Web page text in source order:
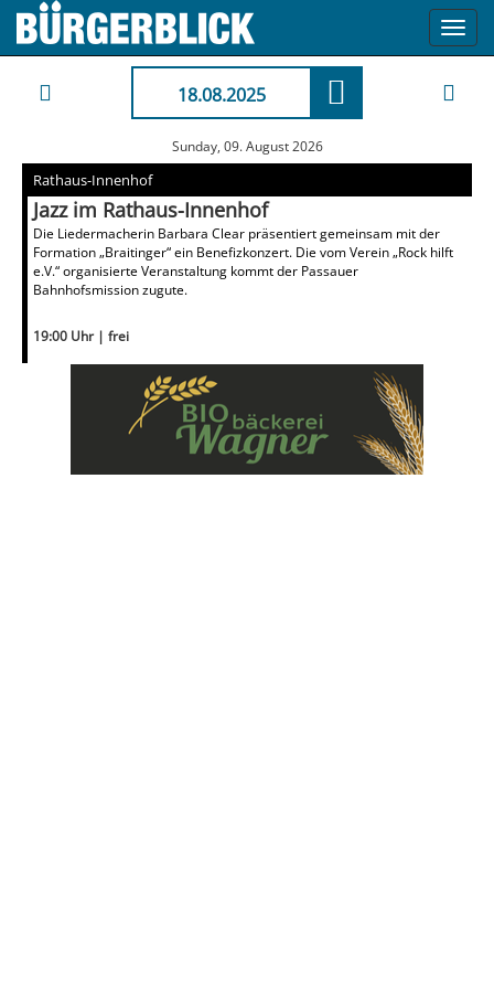
18.08.2025
Sunday, 09. August 2026
Rathaus-Innenhof
Jazz im Rathaus-Innenhof
Die Liedermacherin Barbara Clear präsentiert gemeinsam mit der
Formation „Braitinger“ ein Benefizkonzert. Die vom Verein „Rock hilft
e.V.“ organisierte Veranstaltung kommt der Passauer
Bahnhofsmission zugute.
19:00 Uhr | frei